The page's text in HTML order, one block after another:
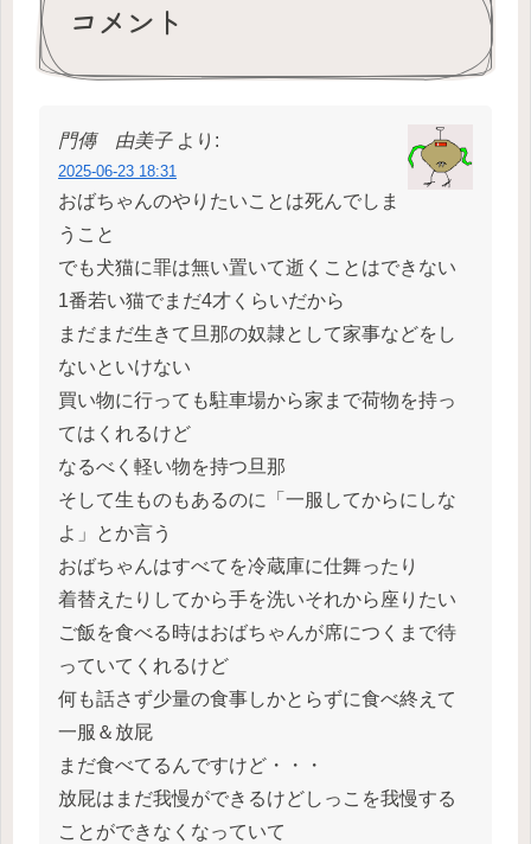
コメント
門傳 由美子 より:
2025-06-23 18:31
おばちゃんのやりたいことは死んでしま
うこと
でも犬猫に罪は無い置いて逝くことはできない
1番若い猫でまだ4才くらいだから
まだまだ生きて旦那の奴隷として家事などをし
ないといけない
買い物に行っても駐車場から家まで荷物を持っ
てはくれるけど
なるべく軽い物を持つ旦那
そして生ものもあるのに「一服してからにしな
よ」とか言う
おばちゃんはすべてを冷蔵庫に仕舞ったり
着替えたりしてから手を洗いそれから座りたい
ご飯を食べる時はおばちゃんが席につくまで待
っていてくれるけど
何も話さず少量の食事しかとらずに食べ終えて
一服＆放屁
まだ食べてるんですけど・・・
放屁はまだ我慢ができるけどしっこを我慢する
ことができなくなっていて